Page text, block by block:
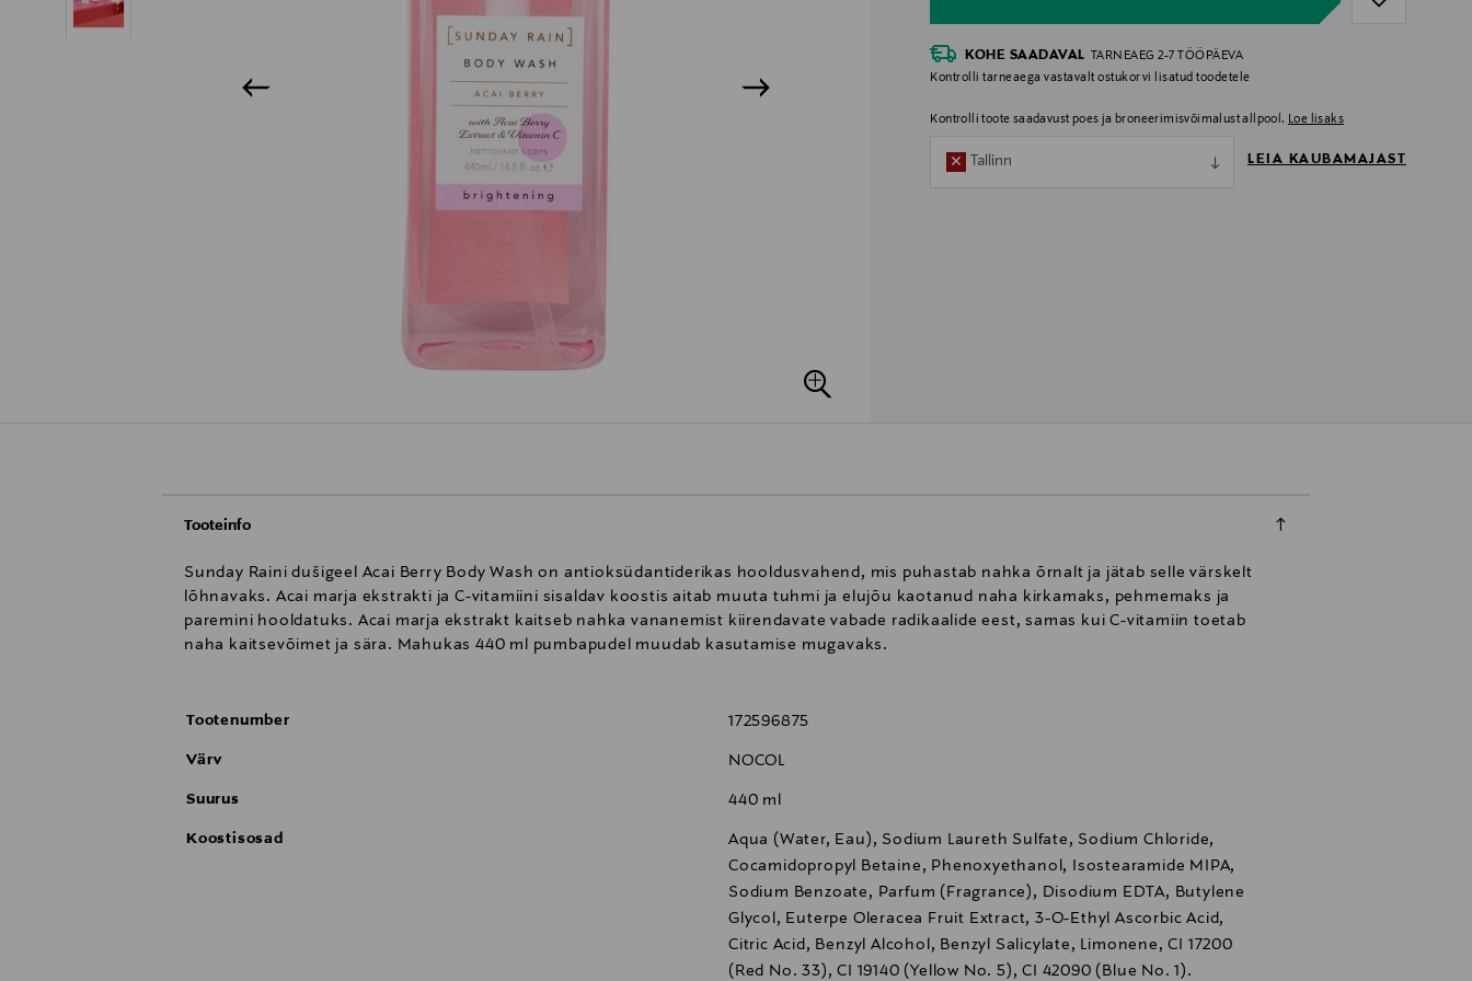
KOHE SAADAVAL TARNEAEG 2-7 TÖÖPÄEVA
Kontrolli tarneaega vastavalt ostukorvi lisatud toodetele
Kontrolli toote saadavust poes ja broneerimisvõimalust allpool. Loe lisaks
Tallinn LEIA KAUBAMAJAST
Tooteinfo
Sunday Raini dušigeel Acai Berry Body Wash on antioksüdantiderikas hooldusvahend, mis puhastab nahka õrnalt ja jätab selle värskelt
lõhnavaks. Acai marja ekstrakti ja C-vitamiini sisaldav koostis aitab muuta tuhmi ja elujõu kaotanud naha kirkamaks, pehmemaks ja
paremini hooldatuks. Acai marja ekstrakt kaitseb nahka vananemist kiirendavate vabade radikaalide eest, samas kui C-vitamiin toetab
naha kaitsevõimet ja sära. Mahukas 440 ml pumbapudel muudab kasutamise mugavaks.
Tootenumber 172596875
Värv NOCOL
Suurus 440 ml
Koostisosad
Aqua (Water, Eau), Sodium Laureth Sulfate, Sodium Chloride,
Cocamidopropyl Betaine, Phenoxyethanol, Isostearamide MIPA,
Sodium Benzoate, Parfum (Fragrance), Disodium EDTA, Butylene
Glycol, Euterpe Oleracea Fruit Extract, 3-O-Ethyl Ascorbic Acid,
Citric Acid, Benzyl Alcohol, Benzyl Salicylate, Limonene, CI 17200
(Red No. 33), CI 19140 (Yellow No. 5), CI 42090 (Blue No. 1).